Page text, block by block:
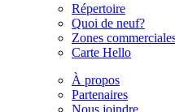
Répertoire
Quoi de neuf?
Zones
Carte Hello
À propos
Partenaires
Nous joindre